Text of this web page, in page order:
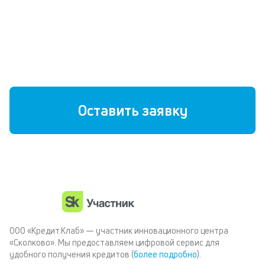
Оставить заявку
ООО «Кредит.Клаб» — участник инновационного центра
«Сколково». Мы предоставляем цифровой сервис для
удобного получения кредитов (более подробно).